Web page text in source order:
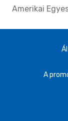
Amerikai
A